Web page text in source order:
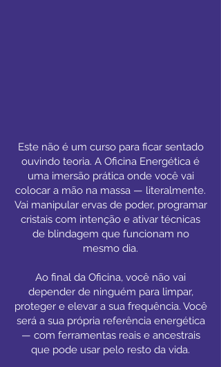
Este não é um curso para ficar sentado
ouvindo teoria. A Oficina Energética é
uma imersão prática onde você vai
colocar a mão na massa — literalmente.
Vai manipular ervas de poder, programar
cristais com intenção e ativar técnicas
de blindagem que funcionam no
mesmo dia.
Ao final da Oficina, você não vai
depender de ninguém para limpar,
proteger e elevar a sua frequência. Você
será a sua própria referência energética
— com ferramentas reais e ancestrais
que pode usar pelo resto da vida.